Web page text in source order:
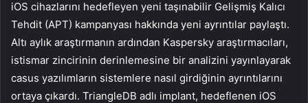
iOS cihazlarını hedefleyen yeni taşınabilir Gelişmiş Kalıcı
Tehdit (APT) kampanyası hakkında yeni ayrıntılar paylaştı.
Altı aylık araştırmanın ardından Kaspersky araştırmacıları,
istismar zincirinin derinlemesine bir analizini yayınlayarak
casus yazılımların sistemlere nasıl girdiğinin ayrıntılarını
ortaya çıkardı. TriangleDB adlı implant, hedeflenen iOS